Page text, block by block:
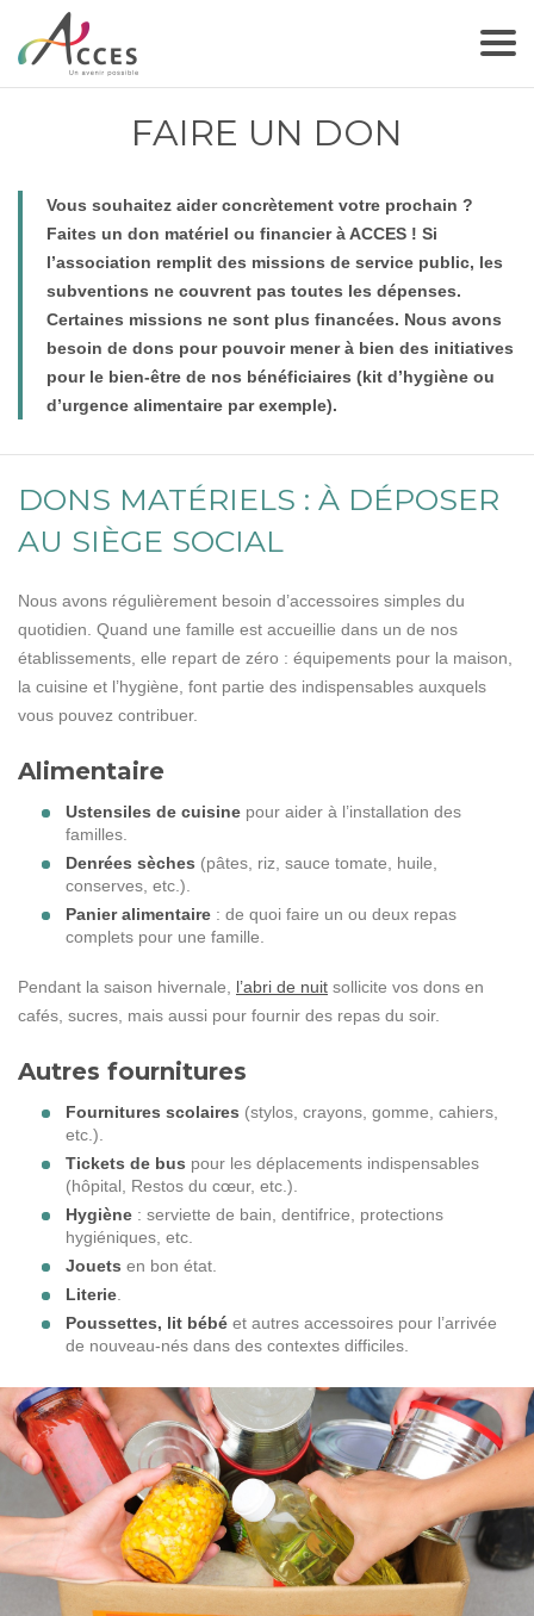
FAIRE UN DON
Vous souhaitez aider concrètement votre prochain ?
Faites un don matériel ou financier à ACCES ! Si
l’association remplit des missions de service public, les
subventions ne couvrent pas toutes les dépenses.
Certaines missions ne sont plus financées. Nous avons
besoin de dons pour pouvoir mener à bien des initiatives
pour le bien-être de nos bénéficiaires (kit d’hygiène ou
d’urgence alimentaire par exemple).
DONS MATÉRIELS : À DÉPOSER
AU SIÈGE SOCIAL
Nous avons régulièrement besoin d’accessoires simples du
quotidien. Quand une famille est accueillie dans un de nos
établissements, elle repart de zéro : équipements pour la maison,
la cuisine et l’hygiène, font partie des indispensables auxquels
vous pouvez contribuer.
Alimentaire
Ustensiles de cuisine pour aider à l’installation des
familles.
Denrées sèches (pâtes, riz, sauce tomate, huile,
conserves, etc.).
Panier alimentaire : de quoi faire un ou deux repas
complets pour une famille.
Pendant la saison hivernale, l’abri de nuit sollicite vos dons en
cafés, sucres, mais aussi pour fournir des repas du soir.
Autres fournitures
Fournitures scolaires (stylos, crayons, gomme, cahiers,
etc.).
Tickets de bus pour les déplacements indispensables
(hôpital, Restos du cœur, etc.).
Hygiène : serviette de bain, dentifrice, protections
hygiéniques, etc.
Jouets en bon état.
Literie
Poussettes, lit bébé et autres accessoires pour l’arrivée
de nouveau-nés dans des contextes difficiles.